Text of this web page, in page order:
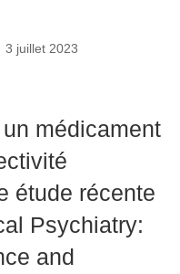
3 juillet 2023
médicament
étude récente
Psychiatry:
and